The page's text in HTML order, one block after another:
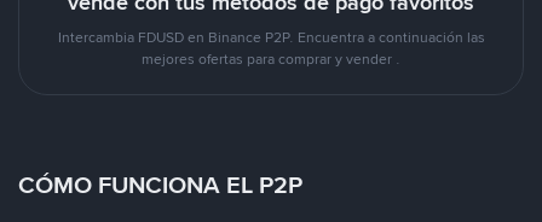
Intercambia FDUSD en Binance P2P. Encuentra a continuación las
mejores ofertas para comprar y vender .
CÓMO FUNCIONA EL P2P